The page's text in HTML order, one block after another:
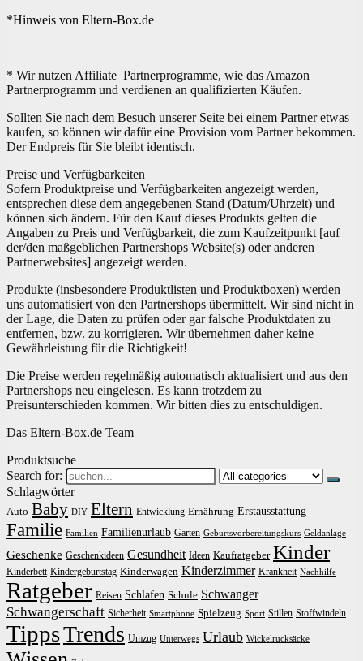
*Hinweis von Eltern-Box.de
* Wir nutzen Affiliate Partnerprogramme, wie das Amazon
Partnerprogramm und verdienen an qualifizierten Käufen.
Sollten Sie nach dem Besuch unserer Seite bei einem Partner etwas
kaufen, so können wir dafür eine Provision vom Partner bekommen.
Der Endpreis für Sie bleibt identisch.
Preise und Verfügbarkeiten
Sofern Produktpreise und Verfügbarkeiten angezeigt werden,
entsprechen diese dem angegebenen Stand (Datum/Uhrzeit) und
können sich ändern. Für den Kauf dieses Produkts gelten die
Angaben zu Preis und Verfügbarkeit, die zum Kaufzeitpunkt [auf
der/den maßgeblichen Partnershops Website(s) oder anderen
Partnerwebsites] angezeigt werden.
Produkte (insbesondere Produktlisten und Produktboxen) werden
uns automatisiert von den Partnershops übermittelt. Wir sind nicht in
der Lage, die Daten zu prüfen oder gar falsche Produktdaten zu
entfernen, bzw. zu korrigieren. Wir übernehmen daher keine
Gewährleistung für die Richtigkeit!
Die Preise werden regelmäßig automatisch aktualisiert und aus den
Partnershops neu eingelesen. Es kann trotzdem zu
Preisunterschieden kommen. Wir bitten dies zu entschuldigen.
Das Eltern-Box.de Team
Produktsuche
Search for:
Schlagwörter
Auto Baby DIY Eltern Entwicklung Ernährung Erstausstattung
Familie Familien Familienurlaub Garten Geburtsvorbereitungskurs Geldanlage
Geschenke Geschenkideen Gesundheit Ideen Kaufratgeber Kinder
Kinderbett Kindergeburtstag Kinderwagen Kinderzimmer Krankheit Nachhilfe
Ratgeber Reisen Schlafen Schule Schwanger
Schwangerschaft Sicherheit Smartphone Spielzeug Sport Stillen Stoffwindeln
TippsTrends Umzug Unterwegs Urlaub Wickelrucksäcke